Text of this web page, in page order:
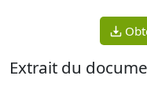
Extrait du